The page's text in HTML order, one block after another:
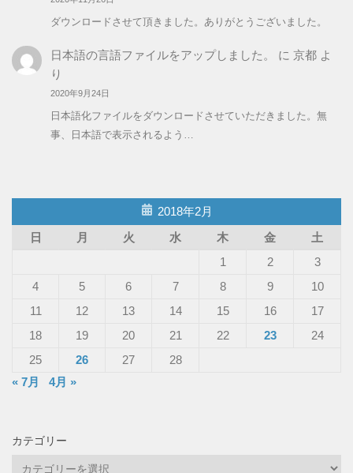
ダウンロードさせて頂きました。ありがとうございました。
日本語の言語ファイルをアップしました。 に 京都よ
り
2020年9月24日
日本語化ファイルをダウンロードさせていただきました。無
事、日本語で表示されるよう…
2018年2月
日
月 火 水 木 金
土
1
2
3
4
5 6 7 8 9
10
11
12 13 14 15 16
17
18
19 20 21 22 23
24
25
26 27
28
« 7月
4月 »
カテゴリー